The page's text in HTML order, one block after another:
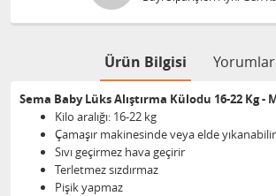
Ürün Bilgisi Yorumlar
Sema Baby Lüks Alıştırma Külodu 16-22 Kg -
Kilo aralığı: 16-22 kg
Çamaşır makinesinde veya elde
Sıvı geçirmez hava geçirir
Terletmez sızdırmaz
Pişik yapmaz